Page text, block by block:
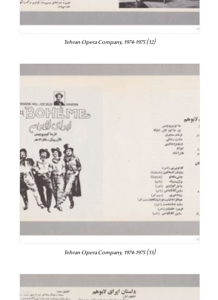
Tehran Opera Company, 1974-1975 (12)
Tehran Opera Company, 1974-1975 (13)